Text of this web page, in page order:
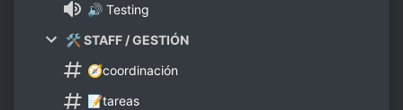
🔊 Testing
🛠️ STAFF / GESTIÓN
🧭coordinación
📝tareas